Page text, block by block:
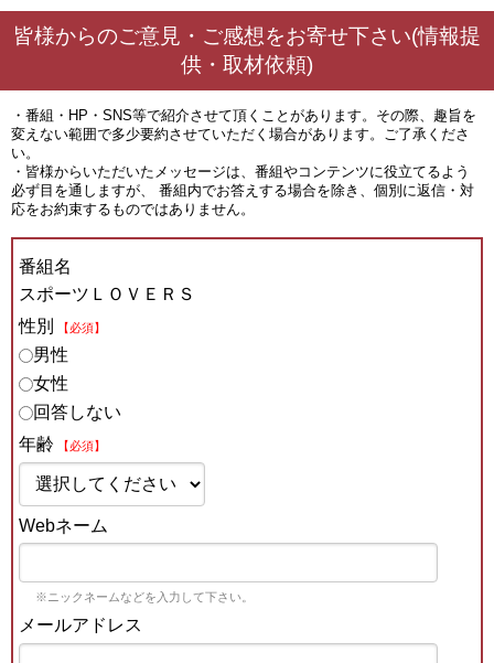
皆様からのご意見・ご感想をお寄せ下さい(情報提
供・取材依頼)
・番組・HP・SNS等で紹介させて頂くことがあります。その際、趣旨を
変えない範囲で多少要約させていただく場合があります。ご了承くださ
い。
・皆様からいただいたメッセージは、番組やコンテンツに役立てるよう
必ず目を通しますが、 番組内でお答えする場合を除き、個別に返信・対
応をお約束するものではありません。
番組名
スポーツＬＯＶＥＲＳ
性別
【必須】
男性
女性
回答しない
年齢
【必須】
Webネーム
※ニックネームなどを入力して下さい。
メールアドレス